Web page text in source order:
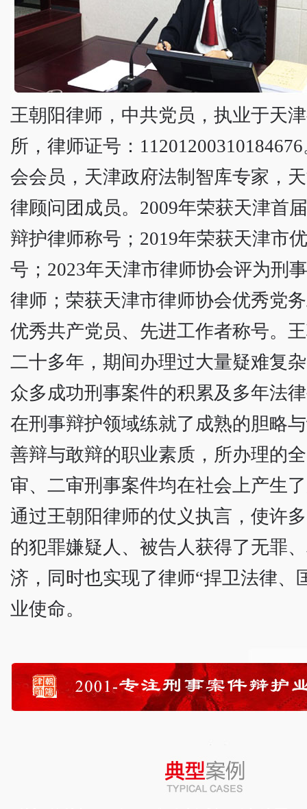
王朝阳律师，中共党员，执业于天
所，律师证号：
会会员，天津政府法制智库专家，
律顾问团成员。2009年荣获天津首
辩护律师称号；2019年荣获天津市
号；2023年天津市律师协会评为刑
律师；荣获天津市律师协会优秀党
优秀共产党员、先进工作者称号。
二十多年，期间办理过大量疑难复
众多成功刑事案件的积累及多年法
在刑事辩护领域练就了成熟的胆略
善辩与敢辩的职业素质，所办理的
审、二审刑事案件均在社会上产生
通过王朝阳律师的仗义执言，使许
的犯罪嫌疑人、被告人获得了无罪
济，同时也实现了律师“捍卫法律、
业使命。